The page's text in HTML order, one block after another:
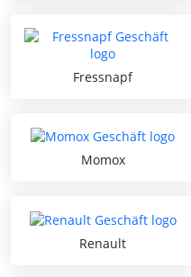
Fressnapf
Momox
Renault